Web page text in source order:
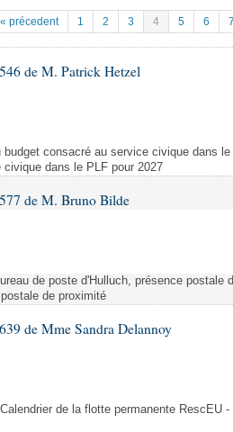
des lois
des lois
de l'Assemblée ... )
« précedent 1 2 3 4 5 6
de M. Patrick Hetzel
budget consacré au service civique dans
dans le PLF pour 2027
de M. Bruno Bilde
de poste d'Hulluch, présence postale
de proximité
de Mme Sandra Delannoy
de la flotte permanente RescEU